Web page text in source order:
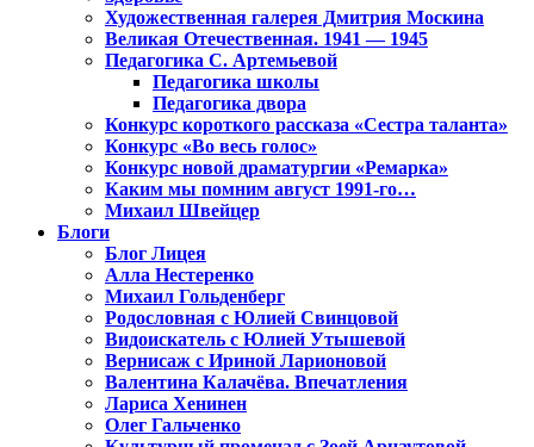
Художественная галерея Дмитрия Москина
Великая Отечественная. 1941 — 1945
Педагогика С. Артемьевой
Педагогика школы
Педагогика двора
Конкурс короткого рассказа «Сестра таланта»
Конкурс «Во весь голос»
Конкурс новой драматургии «Ремарка»
Каким мы помним август 1991-го…
Михаил Швейцер
Блоги
Блог Лицея
Алла Нестеренко
Михаил Гольденберг
Родословная с Юлией Свинцовой
Видоискатель с Юлией Утышевой
Вернисаж с Ириной Ларионовой
Валентина Калачёва. Впечатления
Лариса Хенинен
Олег Гальченко